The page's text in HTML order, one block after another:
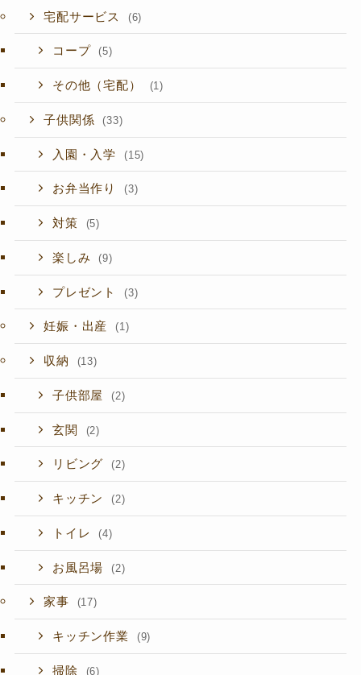
宅配サービス (6)
コープ (5)
その他（宅配） (1)
子供関係 (33)
入園・入学 (15)
お弁当作り (3)
対策 (5)
楽しみ (9)
プレゼント (3)
妊娠・出産 (1)
収納 (13)
子供部屋 (2)
玄関 (2)
リビング (2)
キッチン (2)
トイレ (4)
お風呂場 (2)
家事 (17)
キッチン作業 (9)
掃除 (6)